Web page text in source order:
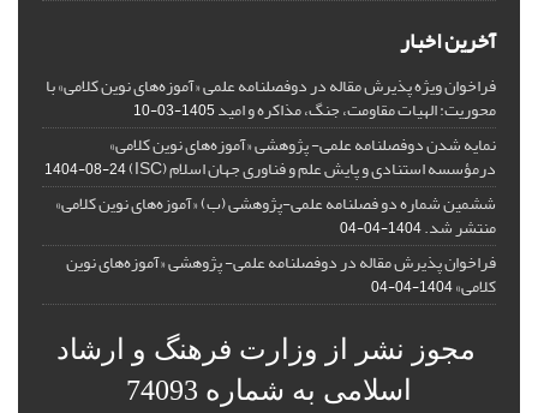
آخرین اخبار
فراخوان ویژه پذیرش مقاله در دوفصلنامه علمی «آموزه‌های نوین کلامی» با
محوریت: الهیات مقاومت، جنگ، مذاکره و امید1405-03-10
نمایه شدن دوفصلنامه علمی- پژوهشی «آموزه‌های نوین کلامی»
درمؤسسه استنادی و پایش علم و فناوری جهان اسلام (ISC) 1404-08-24
ششمین شماره دو فصلنامه علمی-پژوهشی (ب) «آموزه‌های نوین کلامی»
منتشر شد.1404-04-04
فراخوان پذیرش مقاله در دوفصلنامه علمی- پژوهشی «آموزه‌های نوین
کلامی»1404-04-04
مجوز نشر از وزارت فرهنگ و ارشاد
اسلامی به شماره 74093